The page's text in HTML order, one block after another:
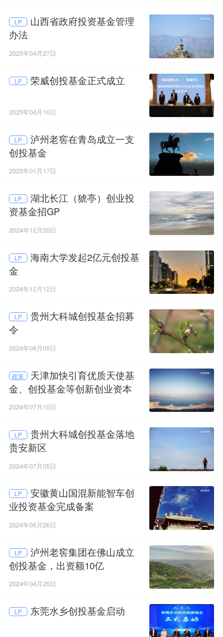
LP
山西省政府投资基金管理
办法
2025年04月27日
LP 荣威创投基金正式成立
2025年04月16日
LP
泸州老窖在青岛成立一支
创投基金
2025年01月17日
LP
湖北长江（猇亭）创业投
资基金招GP
2024年12月20日
LP
海南大学发起2亿元创投基
金
2024年12月12日
LP
贵州大科城创投基金招募
令
2024年08月05日
政策
天津加快引育优质天使基
金、创投基金等创新创业资本
2024年07月10日
LP
贵州大科城创投基金落地
贵安新区
2024年07月05日
LP
安徽黄山国混新能智车创
业投资基金完成备案
2024年06月26日
LP
泸州老窖集团在佛山成立
创投基金，出资额10亿
2024年04月25日
LP 东莞水乡创投基金启动